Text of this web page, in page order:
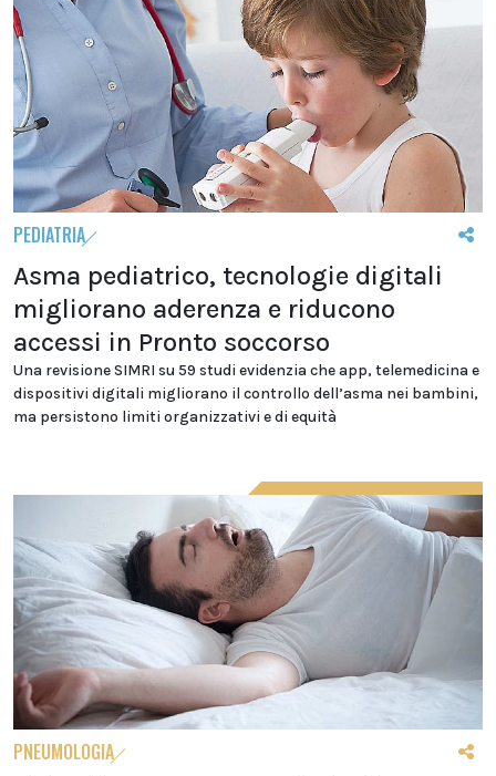
PEDIATRIA
Asma pediatrico, tecnologie digitali
migliorano aderenza e riducono
accessi in Pronto soccorso
Una revisione SIMRI su 59 studi evidenzia che app, telemedicina e
dispositivi digitali migliorano il controllo dell’asma nei bambini,
ma persistono limiti organizzativi e di equità
PNEUMOLOGIA